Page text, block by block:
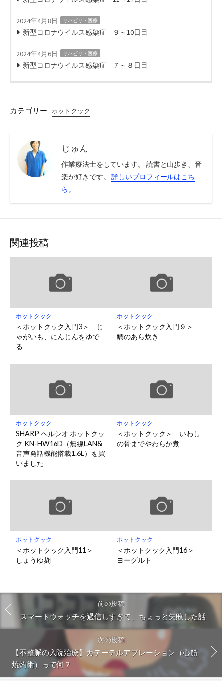
2024年4月8日 リハビリ・医療
新型コロナウイルス感染症 ９～10日目
2024年4月6日 リハビリ・医療
新型コロナウイルス感染症 ７～８日目
カテゴリー: ホットクック
じゅん
作業療法士をしています。 読書と山歩き、音
楽が好きです。 詳しいプロフィールはこち
ら。
関連投稿
ホットクック
＜ホットクック入門3＞ じ
ゃがいも、にんじんをゆで
る
ホットクック
＜ホットクック入門９＞
鯛のあら炊き
ホットクック
SHARP ヘルシオ ホットクッ
ク KN-HW16D（無線LAN&
音声発話機能搭載1.6L）を買
いました
ホットクック
＜ホットクック＞ いわし
の骨までやわらか煮
ホットクック
＜ホットクック入門11＞
しょうゆ麹
ホットクック
＜ホットクック入門16＞
ヨーグルト
前の投稿
スマートウォッチを過信しすぎて、ちょっと失敗した話
次の投稿
【不整脈の入院治療】カテーテルアブレーション（心筋
焼灼術）って何？